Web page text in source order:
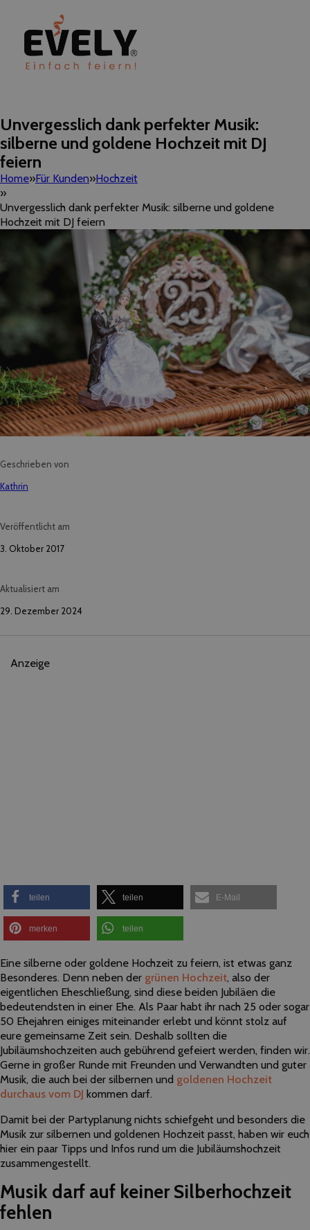
Unvergesslich dank perfekter Musik:
silberne und goldene Hochzeit mit DJ
feiern
Home Für Kunden Hochzeit
Unvergesslich dank perfekter Musik: silberne und goldene
Hochzeit mit DJ feiern
Geschrieben von
Kathrin
Veröffentlicht am
3. Oktober 2017
Aktualisiert am
29. Dezember 2024
Anzeige
teilen teilen E-Mail
merken teilen
Eine silberne oder goldene Hochzeit zu feiern, ist etwas ganz
Besonderes. Denn neben der grünen Hochzeit, also der
eigentlichen Eheschließung, sind diese beiden Jubiläen die
bedeutendsten in einer Ehe. Als Paar habt ihr nach 25 oder sogar
50 Ehejahren einiges miteinander erlebt und könnt stolz auf
eure gemeinsame Zeit sein. Deshalb sollten die
Jubiläumshochzeiten auch gebührend gefeiert werden, finden wir.
Gerne in großer Runde mit Freunden und Verwandten und guter
Musik, die auch bei der silbernen und goldenen Hochzeit
durchaus vom DJ kommen darf.
Damit bei der Partyplanung nichts schiefgeht und besonders die
Musik zur silbernen und goldenen Hochzeit passt, haben wir euch
hier ein paar Tipps und Infos rund um die Jubiläumshochzeit
zusammengestellt.
Musik darf auf keiner Silberhochzeit
fehlen